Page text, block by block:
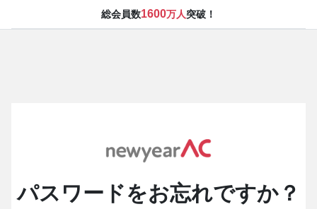
総会員数1600万人突破！
パスワードをお忘れですか？